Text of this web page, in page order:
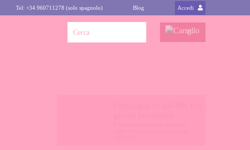
Tel: +34 960711278 (solo spagnolo) Blog Accedi
0